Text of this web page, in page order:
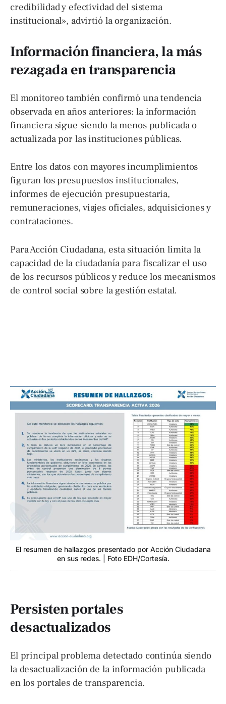
credibilidad y efectividad del sistema
institucional», advirtió la organización.
Información financiera, la más
rezagada en transparencia
El monitoreo también confirmó una tendencia
observada en años anteriores: la información
financiera sigue siendo la menos publicada o
actualizada por las instituciones públicas.
Entre los datos con mayores incumplimientos
figuran los presupuestos institucionales,
informes de ejecución presupuestaria,
remuneraciones, viajes oficiales, adquisiciones y
contrataciones.
Para Acción Ciudadana, esta situación limita la
capacidad de la ciudadanía para fiscalizar el uso
de los recursos públicos y reduce los mecanismos
de control social sobre la gestión estatal.
El resumen de hallazgos presentado por Acción Ciudadana
en sus redes. | Foto EDH/Cortesía.
Persisten portales
desactualizados
El principal problema detectado continúa siendo
la desactualización de la información publicada
en los portales de transparencia.